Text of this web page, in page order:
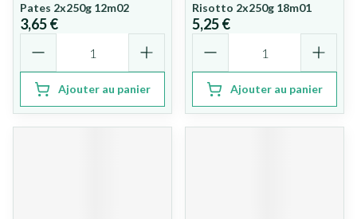
Pates 2x250g 12m02
3,65 €
Ajouter au panier
Risotto 2x250g 18m01
5,25 €
Ajouter au panier